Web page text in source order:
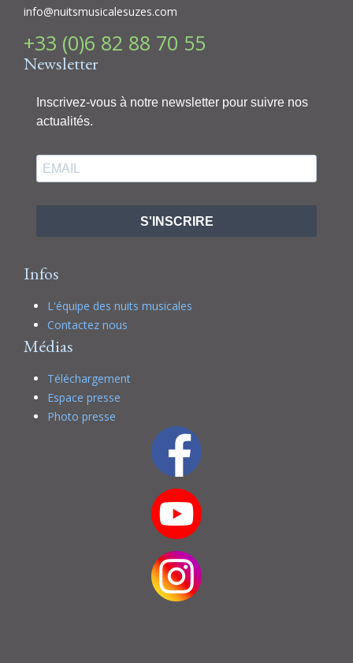
info@nuitsmusicalesuzes.com
+33 (0)6 82 88 70 55
Newsletter
Inscrivez-vous à notre newsletter pour suivre nos
actualités.
S'INSCRIRE
Infos
L'équipe des nuits musicales
Contactez nous
Médias
Téléchargement
Espace presse
Photo presse